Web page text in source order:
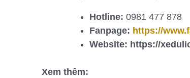
Hotline: 0981 477 878
Fanpage: https://
Website: https://
Xem thêm: